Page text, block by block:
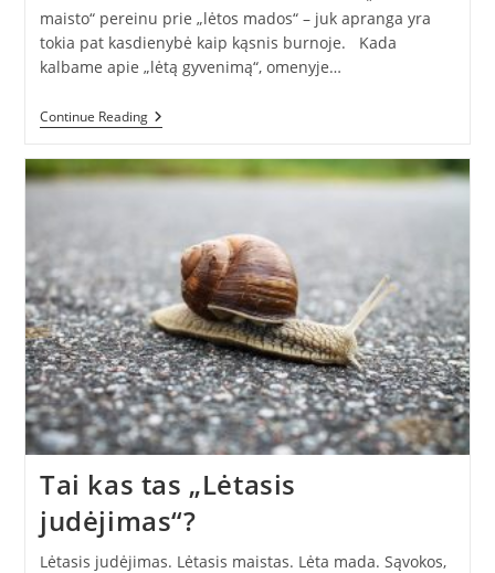
maisto“ pereinu prie „lėtos mados“ – juk apranga yra
tokia pat kasdienybė kaip kąsnis burnoje. Kada
kalbame apie „lėtą gyvenimą“, omenyje…
Continue Reading„Jamam“
Tvarią
Tai kas tas „Lėtasis
judėjimas“?
Lėtasis judėjimas. Lėtasis maistas. Lėta mada. Sąvokos,